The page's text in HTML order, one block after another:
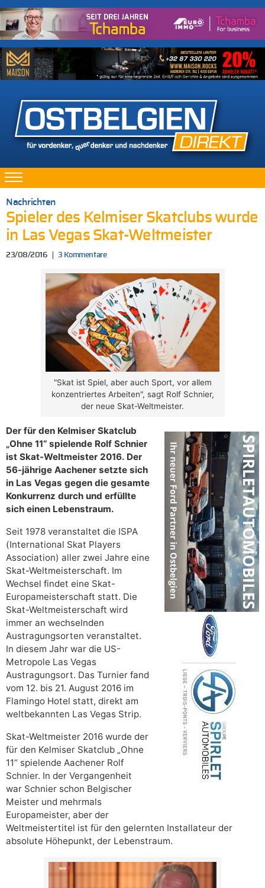
Nachrichten
Spieler des Kelmiser Skatclubs wurde
in Las Vegas Skat-Weltmeister
23/08/2016 3 Kommentare
"Skat ist Spiel, aber auch Sport, vor allem
konzentriertes Arbeiten", sagt Rolf Schnier,
der neue Skat-Weltmeister.
Der für den Kelmiser Skatclub
„Ohne 11“ spielende Rolf Schnier
ist Skat-Weltmeister 2016. Der
56-jährige Aachener setzte sich
in Las Vegas gegen die gesamte
Konkurrenz durch und erfüllte
sich einen Lebenstraum.
Seit 1978 veranstaltet die ISPA
(International Skat Players
Association) aller zwei Jahre eine
Skat-Weltmeisterschaft. Im
Wechsel findet eine Skat-
Europameisterschaft statt. Die
Skat-Weltmeisterschaft wird
immer an wechselnden
Austragungsorten veranstaltet.
In diesem Jahr war die US-
Metropole Las Vegas
Austragungsort. Das Turnier fand
vom 12. bis 21. August 2016 im
Flamingo Hotel statt, direkt am
weltbekannten Las Vegas Strip.
Skat-Weltmeister 2016 wurde der
für den Kelmiser Skatclub „Ohne
11“ spielende Aachener Rolf
Schnier. In der Vergangenheit
war Schnier schon Belgischer
Meister und mehrmals
Europameister, aber der
Weltmeistertitel ist für den gelernten Installateur der
absolute Höhepunkt, der Lebenstraum.